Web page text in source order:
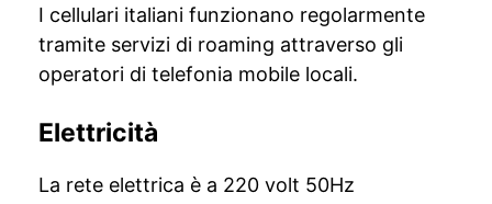
I cellulari italiani funzionano regolarmente
tramite servizi di roaming attraverso gli
operatori di telefonia mobile locali.
Elettricità
La rete elettrica è a 220 volt 50Hz